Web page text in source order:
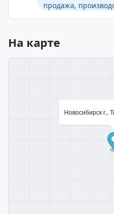
продажа,
На карте
Новосибирск г.,